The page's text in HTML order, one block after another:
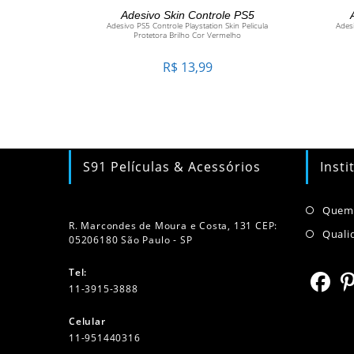
ADICIONAR AO CARRINHO
Adesivo Skin Controle PS5
Adesivo PS5 Controle Playstation Skin Pelicula
Protetora Brilho Cor Vermelho
R$ 13,99
S91 Películas & Acessórios
R. Marcondes de Moura e Costa, 131 CEP:
05206180 São Paulo - SP
Tel:
11-3915-3888
Celular
11-951440316